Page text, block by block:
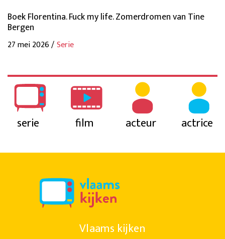
Boek Florentina. Fuck my life. Zomerdromen van Tine
Bergen
27 mei 2026 /Serie
serie film acteur actrice
Vlaams kijken